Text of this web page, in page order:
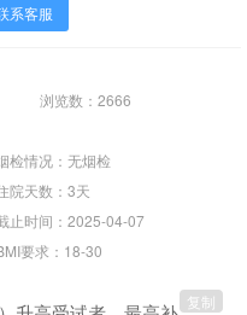
系客服
浏览数：2666
检情况：无烟检
院天数：3天
止时间：2025-04-07
要求：18-30
复制